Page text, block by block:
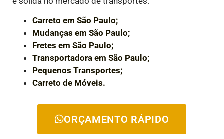
Carreto em São Paulo;
Mudanças em São Paulo;
Fretes em São Paulo;
Transportadora em São Paulo;
Pequenos Transportes;
Carreto de Móveis.
ORÇAMENTO RÁPIDO